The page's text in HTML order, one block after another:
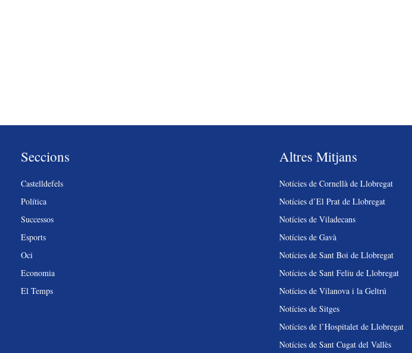
Seccions
Castelldefels
Política
Successos
Esports
Oci
Economia
El Temps
Altres Mitjans
Notícies de Cornellà de Llobregat
Notícies d’El Prat de Llobregat
Notícies de Viladecans
Notícies de Gavà
Notícies de Sant Boi de Llobregat
Notícies de Sant Feliu de Llobregat
Notícies de Vilanova i la Geltrú
Notícies de Sitges
Notícies de l’Hospitalet de Llobregat
Notícies de Sant Cugat del Vallès